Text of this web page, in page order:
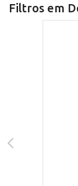
Filtros em